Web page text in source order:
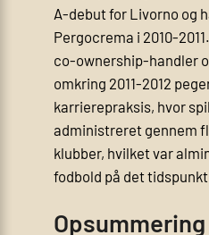
A‑debut for Livorno og
Pergocrema i 2010-
co‑ownership‑handler
omkring 2011-2012
karrierepraksis, hvor
administreret gennem
klubber, hvilket var
fodbold på det
Opsummering